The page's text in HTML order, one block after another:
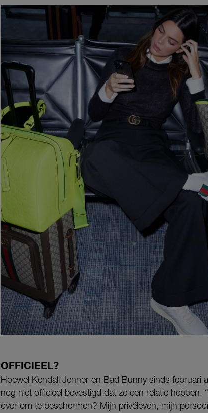
OFFICIEEL?
Hoewel Kendall Jenner en Bad Bunny sinds februari
nog niet officieel bevestigd dat ze een relatie
over om te beschermen? Mijn privéleven, mijn